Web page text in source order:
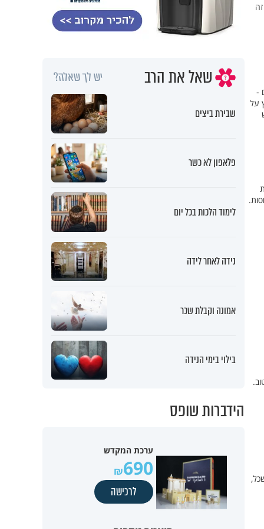
-
על
שאל את הרב יש לך שאלה?
שבירת ביצים
פלאפון לא כשר
לימוד הלכות בכל יום
נידה לאחר לידה
אמונה וקבלת שכר
בילוי בימי הנידה
הידברות שופס
ערכת המקדש
690
לרכישה